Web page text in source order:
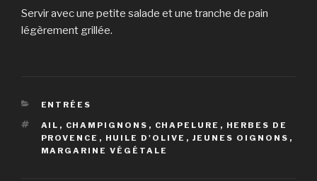
Servir avec une petite salade et une tranche de pain
légèrement grillée.
CATÉGORIES
ENTRÉES
ÉTIQUETTES
AIL , CHAMPIGNONS , CHAPELURE , HERBES DE
PROVENCE , HUILE D'OLIVE , JEUNES OIGNONS ,
MARGARINE VÉGÉTALE